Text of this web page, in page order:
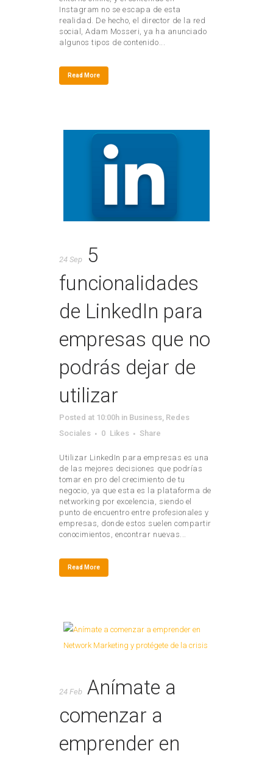
Instagram no se escapa de esta
realidad. De hecho, el director de la red
social, Adam Mosseri, ya ha anunciado
algunos tipos de contenido...
Read More
24 Sep
5
funcionalidades
de LinkedIn para
empresas que no
podrás dejar de
utilizar
Posted at 10:00h in Business, Redes
Sociales
0 Likes Share
Utilizar LinkedIn para empresas es una
de las mejores decisiones que podrías
tomar en pro del crecimiento de tu
negocio, ya que esta es la plataforma de
networking por excelencia, siendo el
punto de encuentro entre profesionales y
empresas, donde estos suelen compartir
conocimientos, encontrar nuevas...
Read More
24 Feb Anímate a
comenzar a
emprender en